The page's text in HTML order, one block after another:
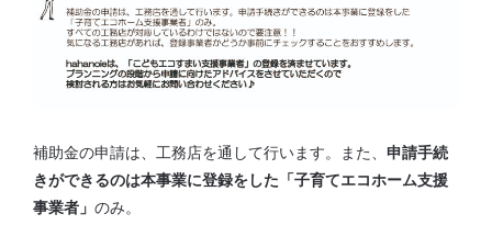
補助金の申請は、工務店を通して行います。また、 申請手続
きができるのは本事業に登録をした「子育てエコホーム支援
事業者」 のみ。